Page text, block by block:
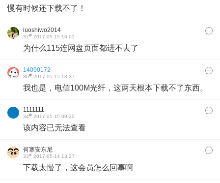
慢有时候还下载不了！
luoshiwo2014
37# 2017-05-15 16:01
为什么115连网盘页面都进不去了
14090172
36# 2017-05-15 13:37
我也是，电信100M光纤，这两天根本下载不了东西。
1111111
34# 2017-05-15 09:20
该内容已无法查看
何塞安东尼
33# 2017-05-14 13:27
下载太慢了，这会员怎么回事啊